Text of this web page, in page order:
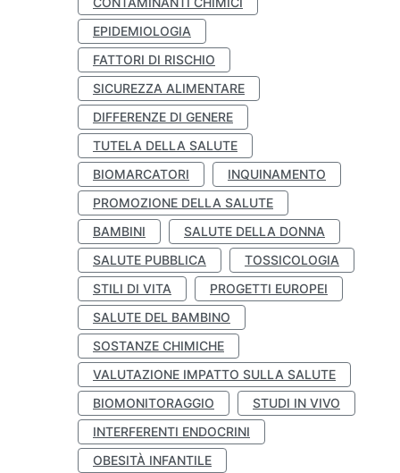
EPIDEMIOLOGIA
FATTORI DI RISCHIO
SICUREZZA ALIMENTARE
DIFFERENZE DI GENERE
TUTELA DELLA SALUTE
BIOMARCATORI
INQUINAMENTO
PROMOZIONE DELLA SALUTE
BAMBINI
SALUTE DELLA DONNA
SALUTE PUBBLICA
TOSSICOLOGIA
STILI DI VITA
PROGETTI EUROPEI
SALUTE DEL BAMBINO
SOSTANZE CHIMICHE
VALUTAZIONE IMPATTO SULLA SALUTE
BIOMONITORAGGIO
STUDI IN VIVO
INTERFERENTI ENDOCRINI
OBESITÀ INFANTILE